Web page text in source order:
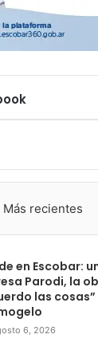
Más recientes
en Escobar:
Parodi, la
las
6, 2026